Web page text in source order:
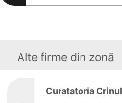
Alte firme din zonă
Curatatoria Crinul